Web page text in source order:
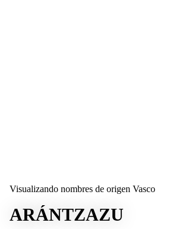
Visualizando nombres de origen Vasco
ARÁNTZAZU